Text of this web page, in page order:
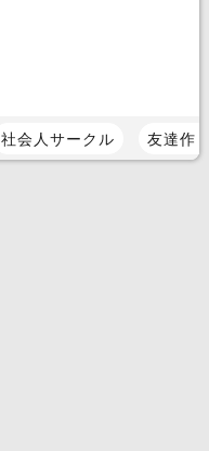
社会人サークル 友達作